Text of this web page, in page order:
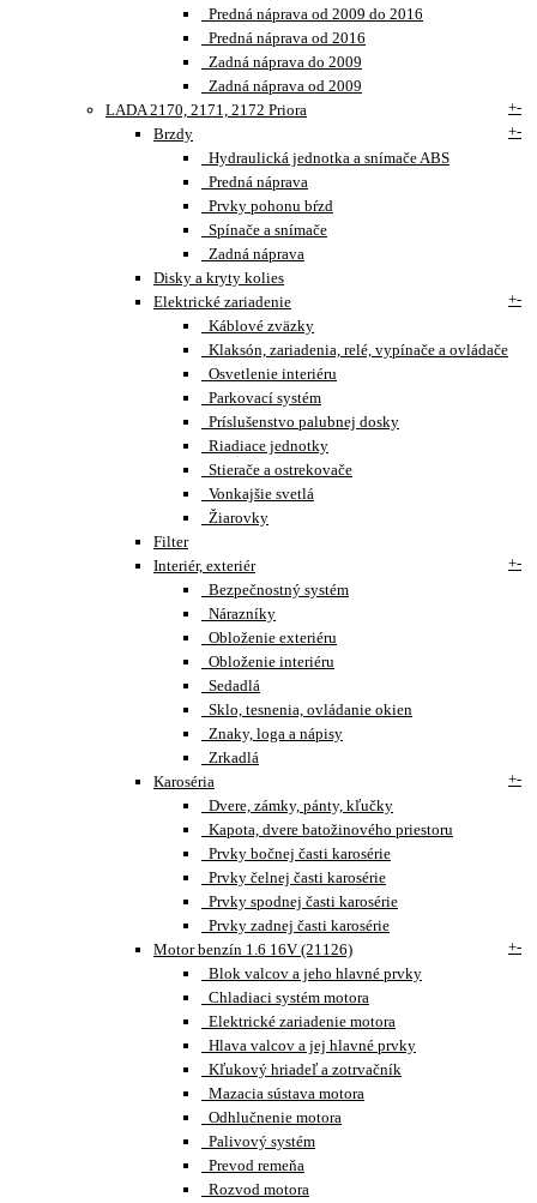
Predná náprava od 2009 do 2016
Predná náprava od 2016
Zadná náprava do 2009
Zadná náprava od 2009
LADA 2170, 2171, 2172 Priora
+-
Brzdy
+-
Hydraulická jednotka a snímače ABS
Predná náprava
Prvky pohonu bŕzd
Spínače a snímače
Zadná náprava
Disky a kryty kolies
Elektrické zariadenie
+-
Káblové zväzky
Klaksón, zariadenia, relé, vypínače a ovládače
Osvetlenie interiéru
Parkovací systém
Príslušenstvo palubnej dosky
Riadiace jednotky
Stierače a ostrekovače
Vonkajšie svetlá
Žiarovky
Filter
Interiér, exteriér
+-
Bezpečnostný systém
Nárazníky
Obloženie exteriéru
Obloženie interiéru
Sedadlá
Sklo, tesnenia, ovládanie okien
Znaky, loga a nápisy
Zrkadlá
Karoséria
+-
Dvere, zámky, pánty, kľučky
Kapota, dvere batožinového priestoru
Prvky bočnej časti karosérie
Prvky čelnej časti karosérie
Prvky spodnej časti karosérie
Prvky zadnej časti karosérie
Motor benzín 1.6 16V (21126)
+-
Blok valcov a jeho hlavné prvky
Chladiaci systém motora
Elektrické zariadenie motora
Hlava valcov a jej hlavné prvky
Kľukový hriadeľ a zotrvačník
Mazacia sústava motora
Odhlučnenie motora
Palivový systém
Prevod remeňa
Rozvod motora